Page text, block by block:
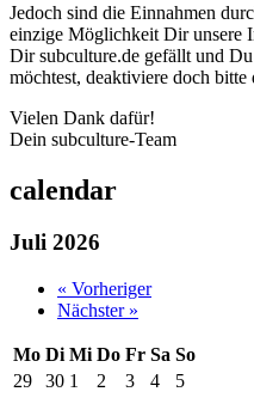
Jedoch sind die Einnahmen
einzige Möglichkeit Dir unsere
Dir subculture.de gefällt und
möchtest, deaktiviere doch
Vielen Dank dafür!
Dein subculture-Team
calendar
Juli 2026
« Vorheriger
Nächster »
Mo Di Mi Do Fr Sa So
29
30 1 2 3 4 5